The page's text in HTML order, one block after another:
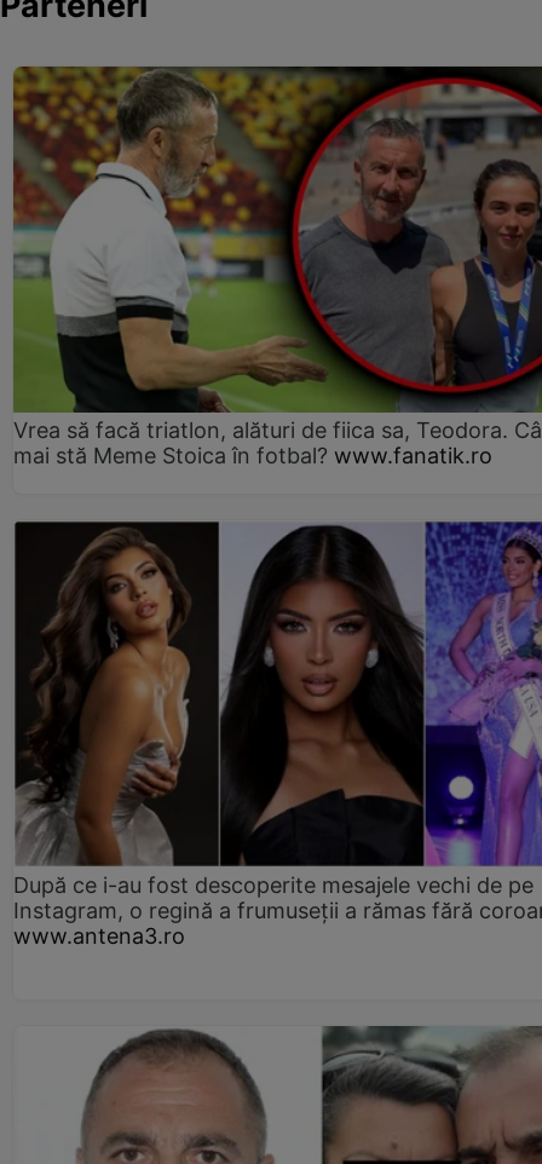
Vrea să facă triatlon, alături de fiica sa, Teodora.
mai stă Meme Stoica în fotbal? www.fanatik.ro
După ce i-au fost descoperite mesajele vechi de pe
Instagram, o regină a frumuseții a rămas fără
www.antena3.ro